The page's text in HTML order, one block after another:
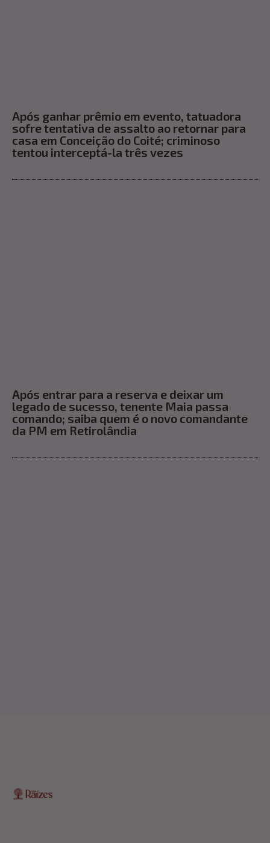
Após ganhar prêmio em evento, tatuadora
sofre tentativa de assalto ao retornar para
casa em Conceição do Coité; criminoso
tentou interceptá-la três vezes
Após entrar para a reserva e deixar um
legado de sucesso, tenente Maia passa
comando; saiba quem é o novo comandante
da PM em Retirolândia